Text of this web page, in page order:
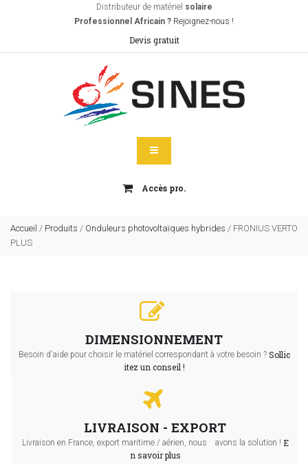
Distributeur de matériel solaire
Professionnel Africain ? Rejoignez-nous !
Devis gratuit
Accès pro.
Accueil / Produits / Onduleurs photovoltaïques hybrides / FRONIUS VERTO
PLUS
DIMENSIONNEMENT
Besoin d'aide pour choisir le matériel correspondant à votre besoin ? Sollic
itez un conseil !
LIVRAISON - EXPORT
Livraison en France, export maritime / aérien, nous avons la solution ! E
n savoir plus